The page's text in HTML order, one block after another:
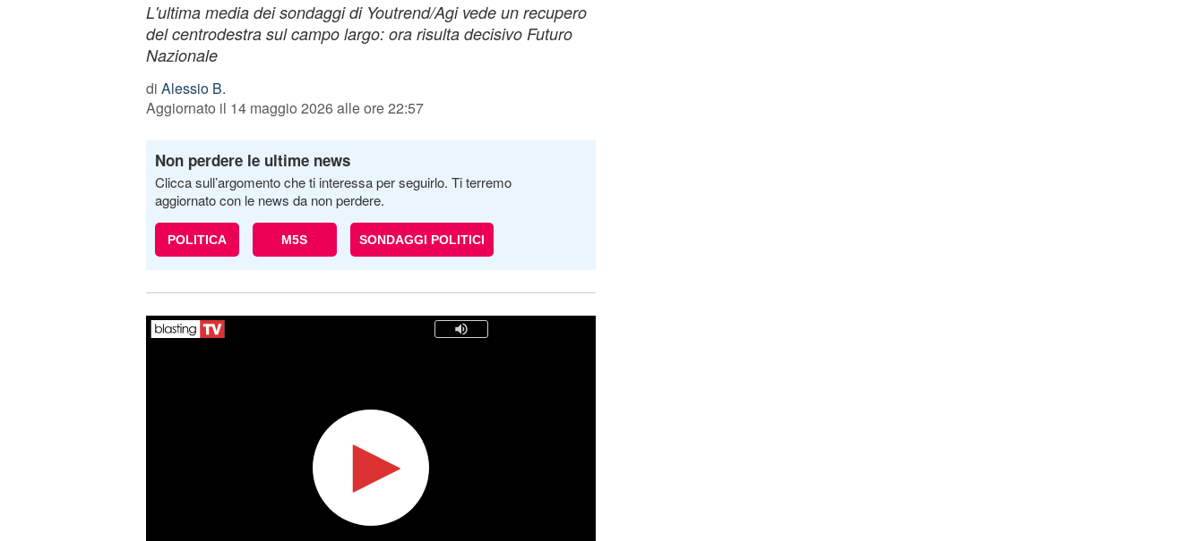
L'ultima media dei sondaggi di Youtrend/Agi vede un recupero
del centrodestra sul campo largo: ora risulta decisivo Futuro
Nazionale
di Alessio B.
Aggiornato il 14 maggio 2026 alle ore 22:57
Non perdere le ultime news
Clicca sull’argomento che ti interessa per seguirlo. Ti terremo
aggiornato con le news da non perdere.
POLITICA M5S SONDAGGI POLITICI